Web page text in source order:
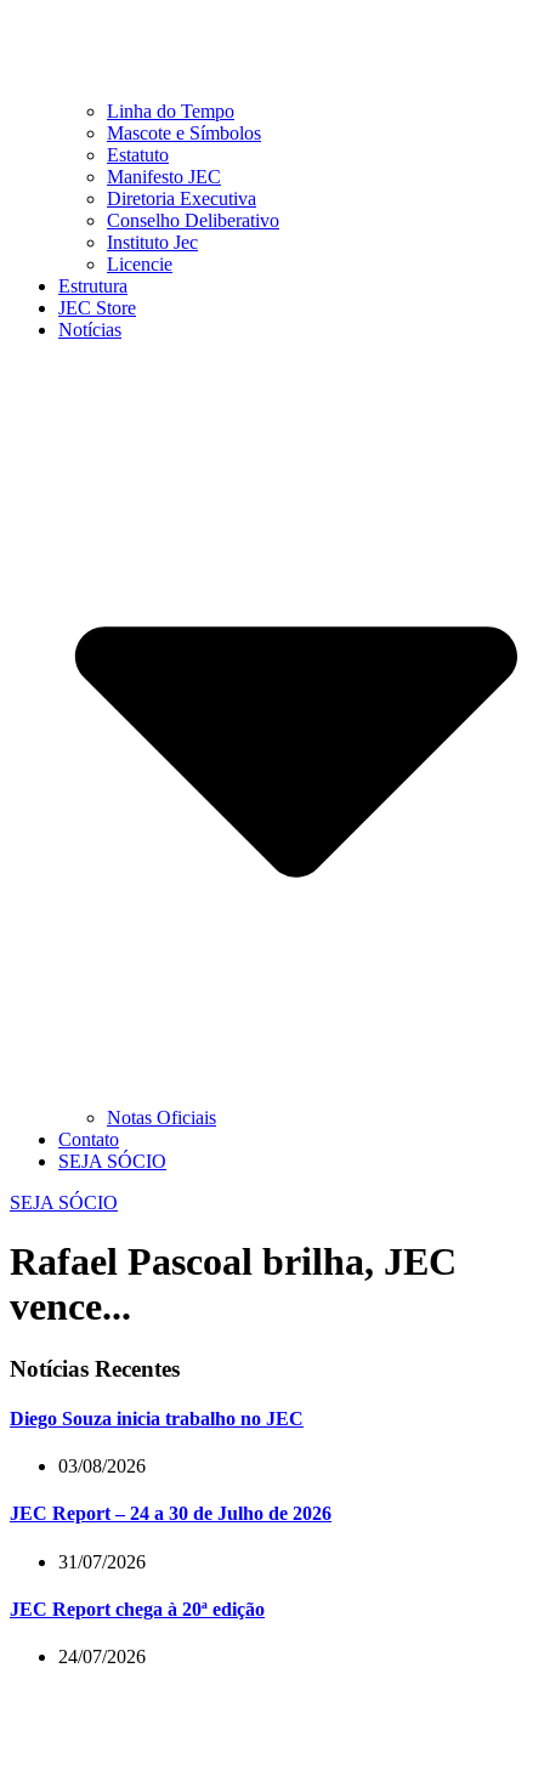
Linha do Tempo
Mascote e Símbolos
Estatuto
Manifesto JEC
Diretoria Executiva
Conselho Deliberativo
Instituto Jec
Licencie
Estrutura
JEC Store
Notícias
Notas Oficiais
Contato
SEJA SÓCIO
SEJA SÓCIO
Rafael Pascoal brilha, JEC
vence...
Notícias Recentes
Diego Souza inicia trabalho no JEC
03/08/2026
JEC Report – 24 a 30 de Julho de 2026
31/07/2026
JEC Report chega à 20ª edição
24/07/2026